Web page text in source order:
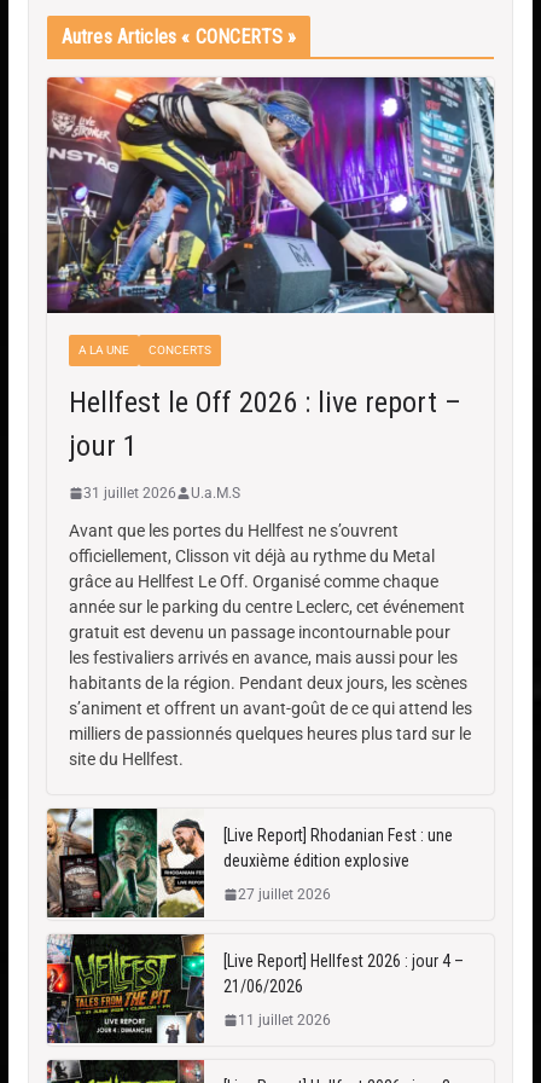
Autres Articles « CONCERTS »
A LA UNE CONCERTS
Hellfest le Off 2026 : live report –
jour 1
31 juillet 2026 U.a.M.S
Avant que les portes du Hellfest ne s’ouvrent
officiellement, Clisson vit déjà au rythme du Metal
grâce au Hellfest Le Off. Organisé comme chaque
année sur le parking du centre Leclerc, cet événement
gratuit est devenu un passage incontournable pour
les festivaliers arrivés en avance, mais aussi pour les
habitants de la région. Pendant deux jours, les scènes
s’animent et offrent un avant-goût de ce qui attend les
milliers de passionnés quelques heures plus tard sur le
site du Hellfest.
[Live Report] Rhodanian Fest : une
deuxième édition explosive
27 juillet 2026
[Live Report] Hellfest 2026 : jour 4 –
21/06/2026
11 juillet 2026